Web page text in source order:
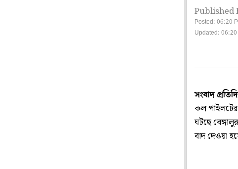
Published
Posted: 06:20
Updated:
সংবাদ
কল পাইলটের!
ঘটছে
বাদ দেওয়া